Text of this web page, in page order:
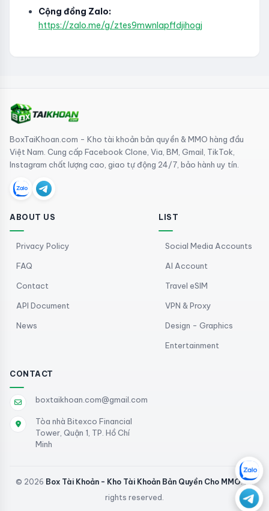
Cộng đồng Zalo:
https://zalo.me/g/ztes9mwnlapffdjihogj
BoxTaiKhoan.com - Kho tài khoản bản quyền & MMO hàng đầu
Việt Nam. Cung cấp Facebook Clone, Via, BM, Gmail, TikTok,
Instagram chất lượng cao, giao tự động 24/7, bảo hành uy tín.
ABOUT US
Privacy Policy
FAQ
Contact
API Document
News
LIST
Social Media Accounts
AI Account
Travel eSIM
VPN & Proxy
Design - Graphics
Entertainment
CONTACT
boxtaikhoan.com@gmail.com
Tòa nhà Bitexco Financial
Tower, Quận 1, TP. Hồ Chí
Minh
© 2026 Box Tài Khoản - Kho Tài Khoản Bản Quyền Cho MMO. All
rights reserved.